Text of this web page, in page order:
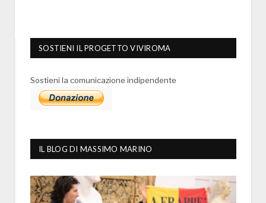
SOSTIENI IL PROGETTO VIVIROMA
Sostieni la comunicazione indipendente
IL BLOG DI MASSIMO MARINO